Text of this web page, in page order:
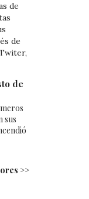
de
de
de
sus
>>